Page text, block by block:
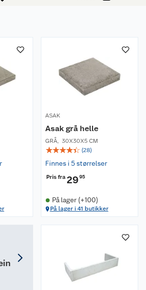
høyder.
ASAK
Asak grå helle
GRÅ, 30X30X5 CM
☆☆☆☆☆ (28)
Finnes i 5 størrelser
Pris fra2995
På lager (+100)
På lager i 41 butikker